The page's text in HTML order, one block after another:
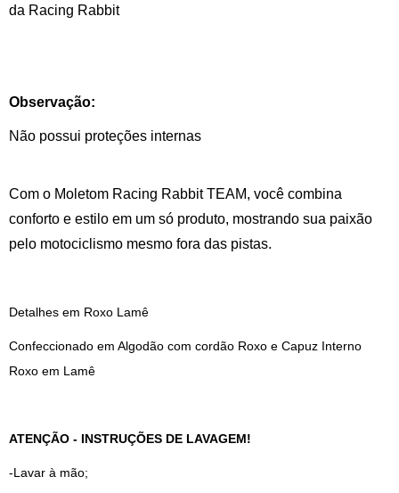
da Racing Rabbit
Observação:
Não possui proteções internas
Com o Moletom Racing Rabbit TEAM, você combina
conforto e estilo em um só produto, mostrando sua paixão
pelo motociclismo mesmo fora das pistas.
Detalhes em Roxo Lamê
Confeccionado em Algodão com cordão Roxo e Capuz Interno
Roxo em Lamê
ATENÇÃO - INSTRUÇÕES DE LAVAGEM!
-Lavar à mão;